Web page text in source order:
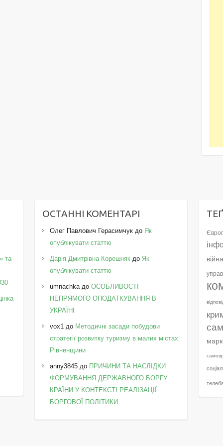
та
ОСТАННІ КОМЕНТАРІ
Олег Павлович Герасимчук до Як
опублікувати статтю
Дарія Дмитрівна Корешняк до Як
опублікувати статтю
umnachkaдоОСОБЛИВОСТІ
НЕПРЯМОГО ОПОДАТКУВАННЯ В
УКРАЇНІ
vox1 до Методичні засади побудови
стратегії розвитку туризму в малих містах
Рівненщини
anny3845 до ПРИЧИНИ ТА НАСЛІДКИ
ФОРМУВАННЯ ДЕРЖАВНОГО БОРГУ
КРАЇНИ У КОНТЕКСТІ РЕАЛІЗАЦІЇ
БОРГОВОЇ ПОЛІТИКИ
війна